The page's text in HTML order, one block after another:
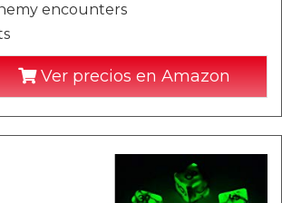
encounters
Ver precios en Amazon